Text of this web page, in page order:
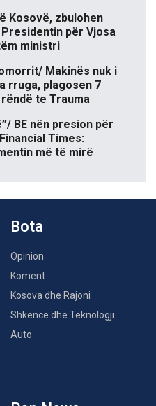
Kosovë, zbulohen
për Vjosa
ministri
Makinës nuk i
rruga, plagosen 7
te Trauma
BE nën presion për
Times:
më të mirë
Bota
Opinion
Koment
Kosova dhe Rajoni
Shkencë dhe Teknologji
Auto